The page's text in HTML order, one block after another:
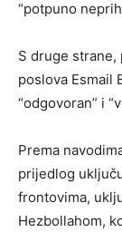
“potpuno
S druge
poslova Esmail
“odgovoran” i
Prema
prijedlog
frontovima,
Hezbollahom,